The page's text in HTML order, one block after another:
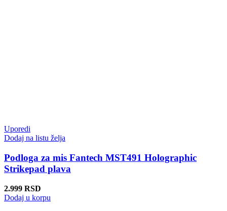
Uporedi
Dodaj na listu želja
Podloga za mis Fantech MST491 Holographic
Strikepad plava
2.999 RSD
Dodaj u korpu